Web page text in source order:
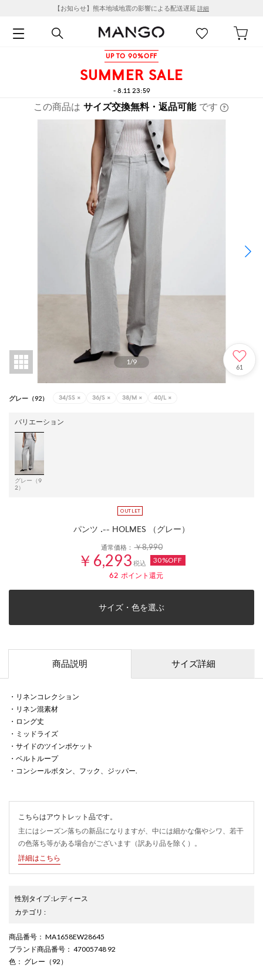
【お知らせ】熊本地域地震の影響による配送遅延 詳細
UP TO 90%OFF
SUMMER SALE
- 8.11 23:59
この商品は サイズ交換無料・返品可能 です
1/9
61
グレー（92） 34/SS × 36/S × 38/M × 40/L ×
バリエーション
グレー（9
2）
パンツ .-- HOLMES （グレー）
通常価格：￥8,990
￥6,293 税込 30%OFF
62 ポイント還元
サイズ・色を選ぶ
商品説明 サイズ詳細
・リネンコレクション
・リネン混素材
・ロング丈
・ミッドライズ
・サイドのツインポケット
・ベルトループ
・コンシールボタン、フック、ジッパー.
こちらはアウトレット品です。
主にはシーズン落ちの新品になりますが、中には細かな傷やシワ、若干
の色落ち等がある場合がございます（訳あり品を除く）。
詳細はこちら
性別タイプ:レディース
カテゴリ :
商品番号 ： MA1658EW28645
ブランド商品番号 ： 47005748 92
色 ： グレー（92）